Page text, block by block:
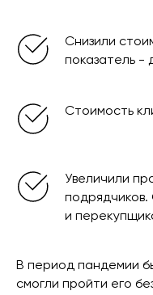
Снизили
показатель -
Стоимость
Увеличили
подрядчиков.
и
В период пандемии
смогли пройти его